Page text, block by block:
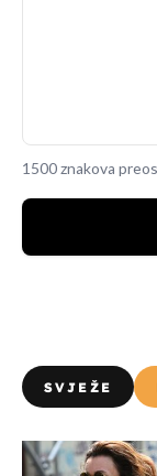
1500 znakova
SVJEŽE